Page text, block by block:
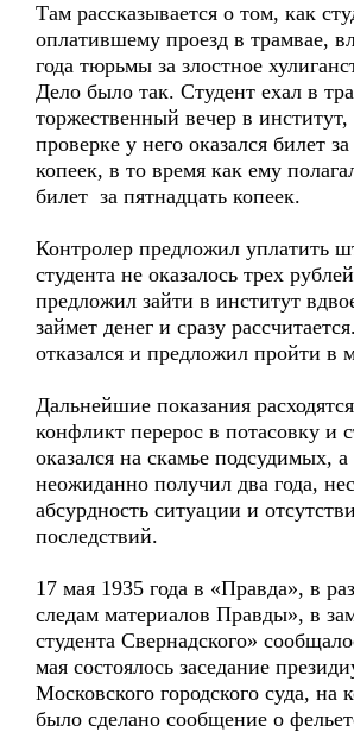
Там рассказывается о том, как
оплатившему проезд в трамвае,
года тюрьмы за злостное
Дело было так. Студент ехал в
торжественный вечер в
проверке у него оказался билет за
копеек, в то время как ему
билет за пятнадцать копеек.
Контролер предложил уплатить
студента не оказалось трех
предложил зайти в институт
займет денег и сразу
отказался и предложил пройти в
Дальнейшие показания
конфликт перерос в потасовку и
оказался на скамье подсудимых,
неожиданно получил два года,
абсурдность ситуации и
последствий.
17 мая 1935 года в «Правда», в
следам материалов Правды», в
студента Свернадского»
мая состоялось заседание
Московского городского суда, на
было сделано сообщение о